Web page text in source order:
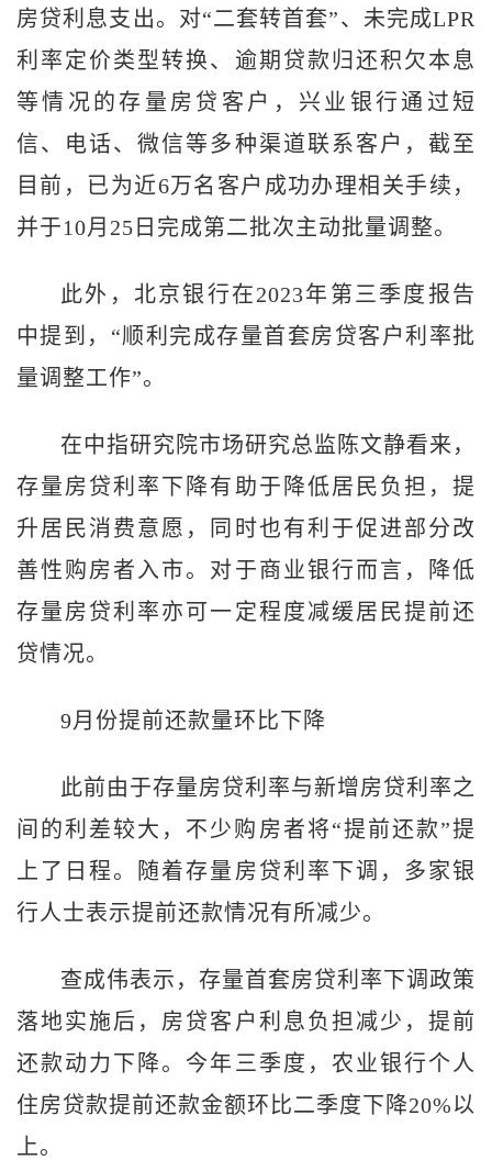
房贷利息支出。对“二套转首套”、未完成LPR
利率定价类型转换、逾期贷款归还积欠本息
等情况的存量房贷客户，兴业银行通过短
信、电话、微信等多种渠道联系客户，截至
目前，已为近6万名客户成功办理相关手续，
并于10月25日完成第二批次主动批量调整。
此外，北京银行在2023年第三季度报告
中提到，“顺利完成存量首套房贷客户利率批
量调整工作”。
在中指研究院市场研究总监陈文静看来，
存量房贷利率下降有助于降低居民负担，提
升居民消费意愿，同时也有利于促进部分改
善性购房者入市。对于商业银行而言，降低
存量房贷利率亦可一定程度减缓居民提前还
贷情况。
9月份提前还款量环比下降
此前由于存量房贷利率与新增房贷利率之
间的利差较大，不少购房者将“提前还款”提
上了日程。随着存量房贷利率下调，多家银
行人士表示提前还款情况有所减少。
查成伟表示，存量首套房贷利率下调政策
落地实施后，房贷客户利息负担减少，提前
还款动力下降。今年三季度，农业银行个人
住房贷款提前还款金额环比二季度下降20%以
上。